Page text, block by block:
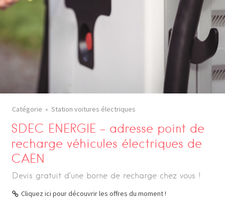
Catégorie Station voitures électriques
SDEC ENERGIE – adresse point de
recharge véhicules électriques de
CAEN
Devis gratuit d’une borne de recharge chez vous !
Cliquez ici pour découvrir les offres du moment !